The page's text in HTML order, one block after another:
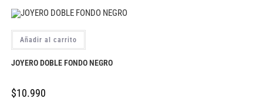
Añadir al carrito
JOYERO DOBLE FONDO NEGRO
$10.990